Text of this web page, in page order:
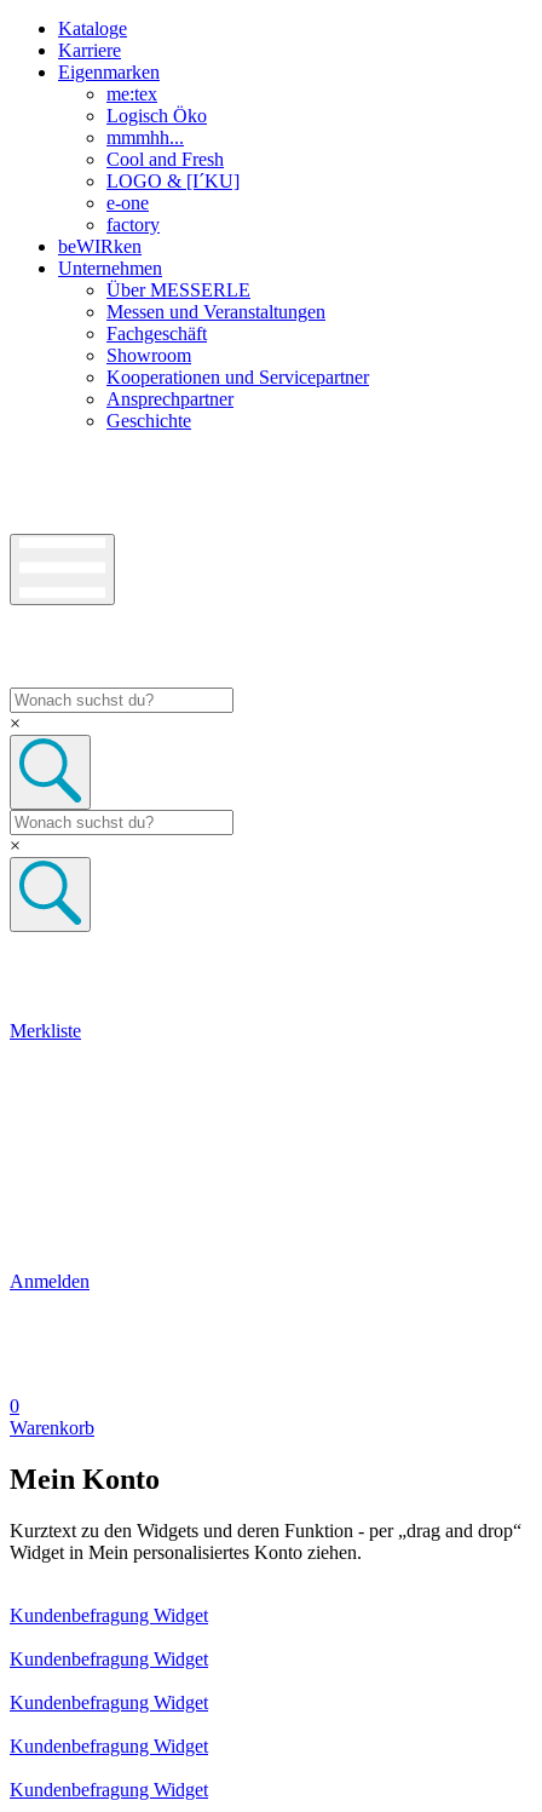
Kataloge
Karriere
Eigenmarken
me:tex
Logisch Öko
mmmhh...
Cool and Fresh
LOGO & [I´KU]
e-one
factory
beWIRken
Unternehmen
Über MESSERLE
Messen und Veranstaltungen
Fachgeschäft
Showroom
Kooperationen und Servicepartner
Ansprechpartner
Geschichte
×
×
Merkliste
Anmelden
0
Warenkorb
Mein Konto
Kurztext zu den Widgets und deren Funktion - per „drag and drop“
Widget in Mein personalisiertes Konto ziehen.
Kundenbefragung Widget
Kundenbefragung Widget
Kundenbefragung Widget
Kundenbefragung Widget
Kundenbefragung Widget